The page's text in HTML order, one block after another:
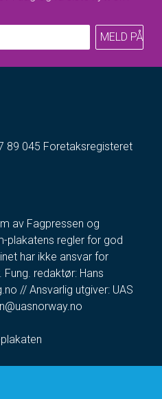
89 045 Foretaksregisteret
av Fagpressen og
plakatens regler for god
har ikke ansvar for
Fung. redaktør: Hans
// Ansvarlig utgiver: UAS